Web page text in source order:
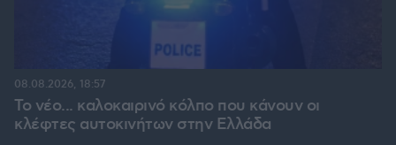
Το νέο... καλοκαιρινό κόλπο που κάνουν οι
κλέφτες αυτοκινήτων στην Ελλάδα
08.08.2026, 18:57